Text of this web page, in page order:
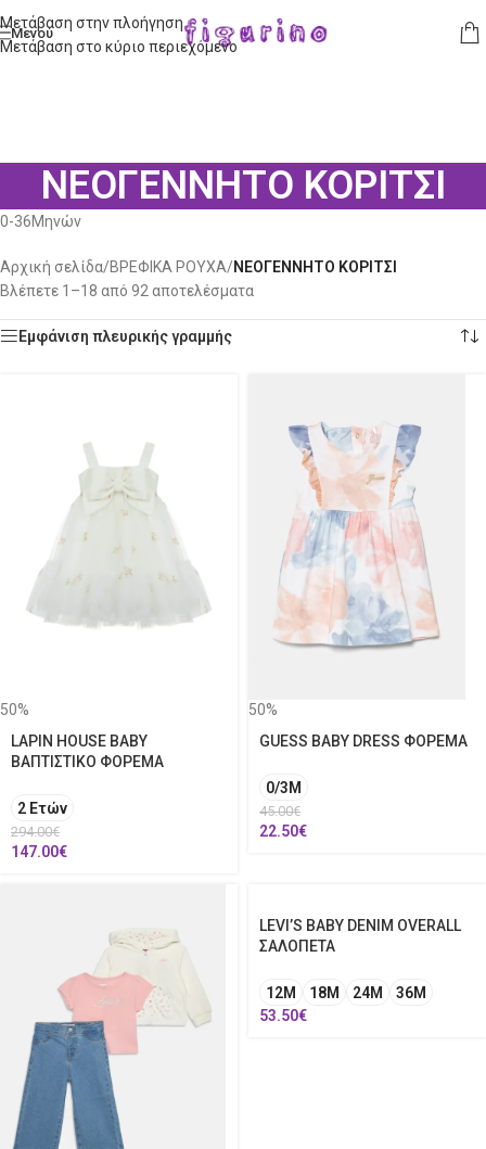
Μετάβαση στην πλοήγηση
Μετάβαση στο κύριο περιεχόμενο
Μενού
ΝΕΟΓΕΝΝΗΤΟ ΚΟΡΙΤΣΙ
0-36Μηνών
Αρχική σελίδα/ΒΡΕΦΙΚΑ ΡΟΥΧΑ/ΝΕΟΓΕΝΝΗΤΟ ΚΟΡΙΤΣΙ
Βλέπετε 1–18 από 92 αποτελέσματα
Εμφάνιση πλευρικής γραμμής
50%
LAPIN HOUSE BABY
ΒΑΠΤΙΣΤΙΚΟ ΦΟΡΕΜΑ
2 Ετών
294.00€
147.00€
50%
GUESS BABY DRESS ΦΟΡΕΜΑ
0/3M
45.00€
22.50€
LEVI’S BABY DENIM OVERALL
ΣΑΛΟΠΕΤΑ
12Μ 18Μ 24Μ
36M
53.50€